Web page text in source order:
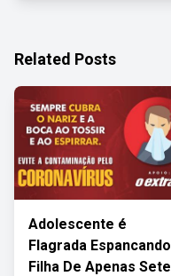
Related Posts
Adolescente é
Flagrada Espancando
Filha De Apenas Sete